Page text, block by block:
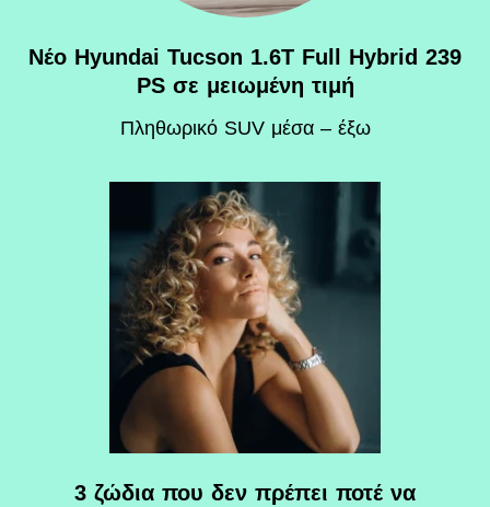
Νέο Hyundai Tucson 1.6T Full Hybrid 239
PS σε μειωμένη τιμή
Πληθωρικό SUV μέσα – έξω
3 ζώδια που δεν πρέπει ποτέ να